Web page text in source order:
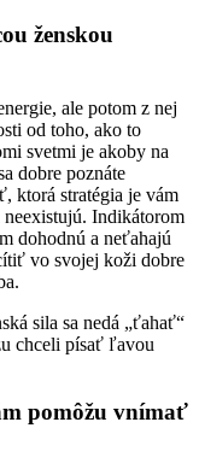
ženskou
ale potom z nej
od toho, ako to
svetmi je akoby na
dobre poznáte
ktorá stratégia je vám
Indikátorom
dohodnú a neťahajú
vo svojej koži dobre
sila sa nedá „ťahať“
chceli písať ľavou
pomôžu vnímať